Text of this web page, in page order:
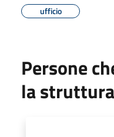
ufficio
Persone
la struttura